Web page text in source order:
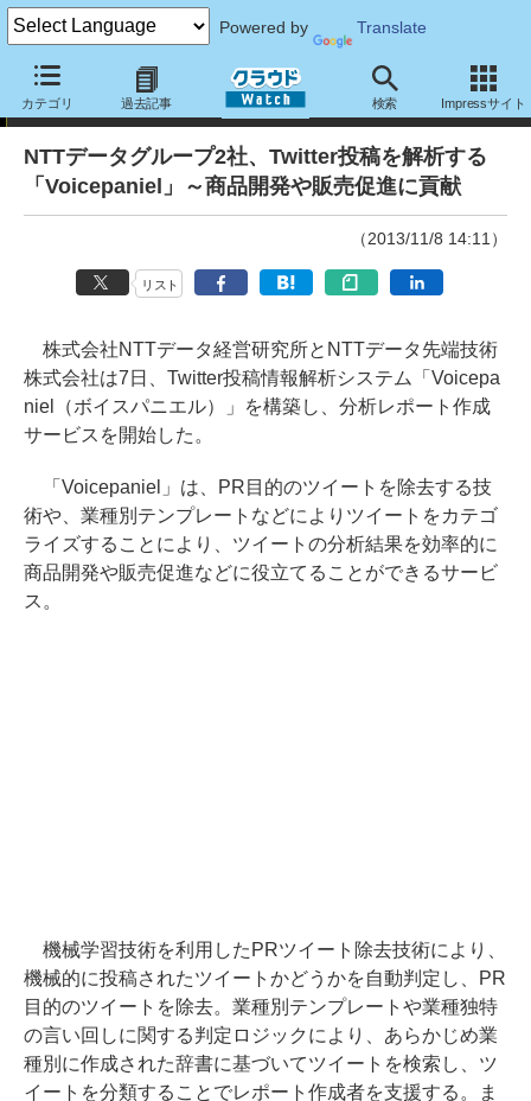
Powered by Translate
カテゴリ 過去記事 検索 Impressサイト
ニュース
NTTデータグループ2社、Twitter投稿を解析する
「Voicepaniel」～商品開発や販売促進に貢献
（2013/11/8 14:11）
リスト
株式会社NTTデータ経営研究所とNTTデータ先端技術
株式会社は7日、Twitter投稿情報解析システム「Voicepa
niel（ボイスパニエル）」を構築し、分析レポート作成
サービスを開始した。
「Voicepaniel」は、PR目的のツイートを除去する技
術や、業種別テンプレートなどによりツイートをカテゴ
ライズすることにより、ツイートの分析結果を効率的に
商品開発や販売促進などに役立てることができるサービ
ス。
機械学習技術を利用したPRツイート除去技術により、
機械的に投稿されたツイートかどうかを自動判定し、PR
目的のツイートを除去。業種別テンプレートや業種独特
の言い回しに関する判定ロジックにより、あらかじめ業
種別に作成された辞書に基づいてツイートを検索し、ツ
イートを分類することでレポート作成者を支援する。ま